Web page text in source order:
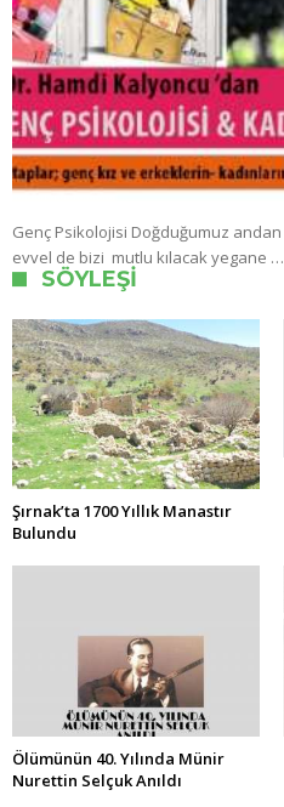
Genç Psikolojisi Doğduğumuz
evvel de bizi mutlu kılacak yegane …
SÖYLEŞI
Şırnak’ta 1700 Yıllık Manastır
Bulundu
Ölümünün 40. Yılında Münir
Nurettin Selçuk Anıldı